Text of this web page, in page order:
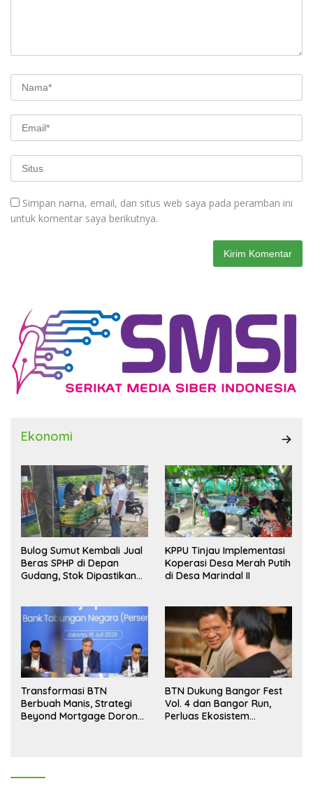
Simpan nama, email, dan situs web saya pada peramban ini
untuk komentar saya berikutnya.
Ekonomi
Bulog Sumut Kembali Jual
Beras SPHP di Depan
Gudang, Stok Dipastikan
KPPU Tinjau Implementasi
Koperasi Desa Merah Putih
di Desa Marindal II
Transformasi BTN
Berbuah Manis, Strategi
Beyond Mortgage Dorong
BTN Dukung Bangor Fest
Vol. 4 dan Bangor Run,
Perluas Ekosistem